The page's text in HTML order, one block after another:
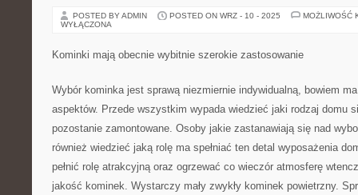
POSTED BY ADMIN POSTED ON WRZ - 10 - 2025
MOŻLIWOŚĆ
WYŁĄCZONA
Kominki mają obecnie wybitnie szerokie zastosowanie
Wybór kominka jest sprawą niezmiernie indywidualną, bowiem
aspektów. Przede wszystkim wypada wiedzieć jaki rodzaj domu
pozostanie zamontowane. Osoby jakie zastanawiają się nad
również wiedzieć jaką rolę ma spełniać ten detal wyposażenia
pełnić rolę atrakcyjną oraz ogrzewać co wieczór atmosferę
jakość kominek. Wystarczy mały zwykły kominek powietrzny.